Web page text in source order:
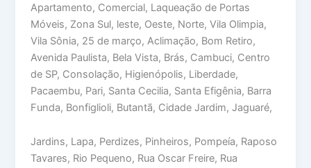
Apartamento, Comercial, Laqueação de Portas
Móveis, Zona Sul, leste, Oeste, Norte, Vila Olimpia,
Vila Sônia, 25 de março, Aclimação, Bom Retiro,
Avenida Paulista, Bela Vista, Brás, Cambuci, Centro
de SP, Consolação, Higienópolis, Liberdade,
Pacaembu, Pari, Santa Cecilia, Santa Efigênia, Barra
Funda, Bonfiglioli, Butantã, Cidade Jardim, Jaguaré,
Jardins, Lapa, Perdizes, Pinheiros, Pompeía, Raposo
Tavares, Rio Pequeno, Rua Oscar Freire, Rua